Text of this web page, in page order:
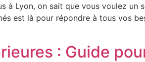
à Lyon, on sait que vous voulez
est là pour répondre à tous vos
: Guide